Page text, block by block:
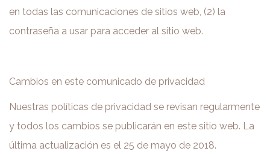
en todas las comunicaciones de sitios web, (2) la
contraseña a usar para acceder al sitio web.
Cambios en este comunicado de privacidad
Nuestras políticas de privacidad se revisan regularmente
y todos los cambios se publicarán en este sitio web. La
última actualización es el 25 de mayo de 2018.